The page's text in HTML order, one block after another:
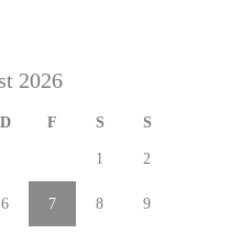
2026
D F S S
1 2
6 7 8 9